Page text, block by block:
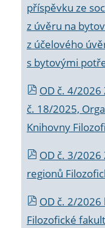
příspěvku ze
z úvěru na
z účelového
s bytovými
OD č. 4/
č. 18/2025,
Knihovny
OD č. 3/
regionů
OD č. 2/2026
Filozofické